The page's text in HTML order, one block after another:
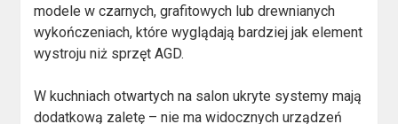
modele w czarnych, grafitowych lub drewnianych
wykończeniach, które wyglądają bardziej jak element
wystroju niż sprzęt AGD.
W kuchniach otwartych na salon ukryte systemy mają
dodatkową zaletę – nie ma widocznych urządzeń